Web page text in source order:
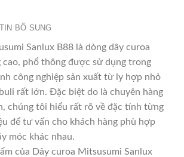
BỔ SUNG
Sanlux B88 là dòng dây curoa
cao, phổ thông được sử dụng trong
công nghiệp sản xuất từ ly hợp nhỏ
rất lớn. Đặc biệt do là chuyên hàng
chúng tôi hiểu rất rõ về đặc tính từng
để tư vấn cho khách hàng phù hợp
móc khác nhau.
của Dây curoa Mitsusumi Sanlux